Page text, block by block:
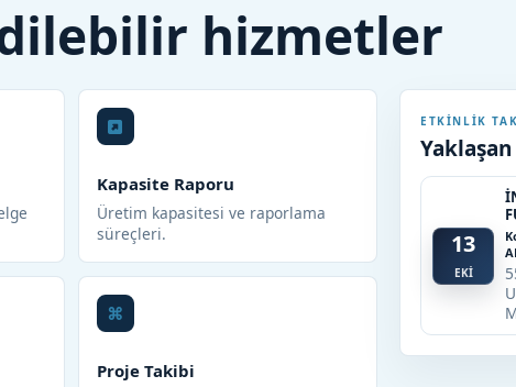
hizmetler
Kapasite Raporu
Üretim kapasitesi ve raporlama
süreçleri.
Proje Takibi
ETKINLIK
13
EKİ